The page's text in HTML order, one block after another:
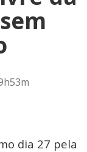
dia 27 pela